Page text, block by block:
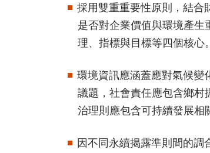
採用雙重重要性原則，結合
是否對企業價值與環境產
理、指標與目標等四個核心。
環境資訊應涵蓋應對氣候變
議題，社會責任應包含鄉村
治理則應包含可持續發展相
因不同永續揭露準則間的調